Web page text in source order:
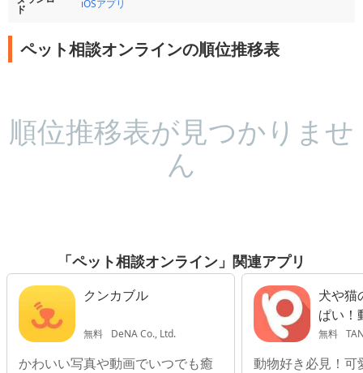
ド iOSアプリ
ペット相談オンラインの順位推移表
順位推移表が見つかりませ
ん
「ペット相談オンライン」関連アプリ
クンカブル
無料 DeNA Co., Ltd.
かわいい写真や動画でいつでも癒
犬や猫
ぱい！
単！〜
無料
動物好き必見！可